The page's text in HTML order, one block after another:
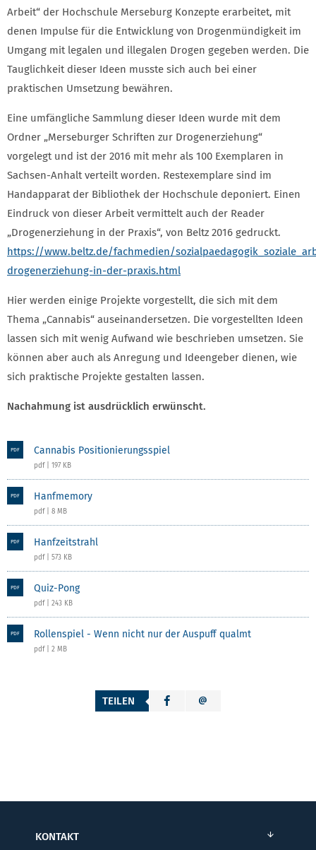
Arbeit“ der Hochschule Merseburg Konzepte erarbeitet, mit
denen Impulse für die Entwicklung von Drogenmündigkeit im
Umgang mit legalen und illegalen Drogen gegeben werden. Die
Tauglichkeit dieser Ideen musste sich auch bei einer
praktischen Umsetzung bewähren.
Eine umfängliche Sammlung dieser Ideen wurde mit dem
Ordner „Merseburger Schriften zur Drogenerziehung“
vorgelegt und ist der 2016 mit mehr als 100 Exemplaren in
Sachsen-Anhalt verteilt worden. Restexemplare sind im
Handapparat der Bibliothek der Hochschule deponiert. Einen
Eindruck von dieser Arbeit vermittelt auch der Reader
„Drogenerziehung in der Praxis“, von Beltz 2016 gedruckt.
https://www.beltz.de/fachmedien/
drogenerziehung-in-der-praxis.html
Hier werden einige Projekte vorgestellt, die sich mit dem
Thema „Cannabis“ auseinandersetzen. Die vorgestellten Ideen
lassen sich mit wenig Aufwand wie beschrieben umsetzen. Sie
können aber auch als Anregung und Ideengeber dienen, wie
sich praktische Projekte gestalten lassen.
Nachahmung ist ausdrücklich erwünscht.
PDF Cannabis Positionierungsspiel
pdf | 197 KB
PDF Hanfmemory
pdf | 8 MB
PDF Hanfzeitstrahl
pdf | 573 KB
PDF Quiz-Pong
pdf | 243 KB
PDF Rollenspiel - Wenn nicht nur der Auspuff qualmt
pdf | 2 MB
TEILEN
KONTAKT